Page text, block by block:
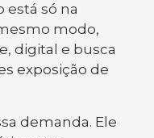
está só na
modo,
digital e busca
exposição de
demanda. Ele